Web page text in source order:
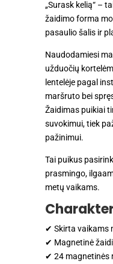
„Surask kelią“ –
žaidimo forma
pasaulio šalis ir
Naudodamiesi
užduočių
lentelėje pagal
maršruto bei
Žaidimas puikiai
suvokimui, tiek
pažinimui.
Tai puikus
prasmingo,
metų vaikams.
✔ Skirta vaikams
✔ Magnetinė
✔ 24 magnetinės